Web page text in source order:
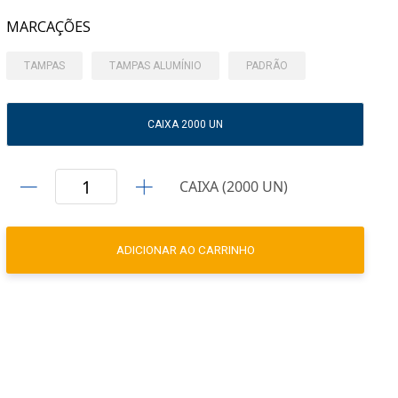
MARCAÇÕES
TAMPAS TAMPAS ALUMÍNIO PADRÃO
CAIXA 2000 UN
CAIXA (2000 UN)
ADICIONAR AO CARRINHO